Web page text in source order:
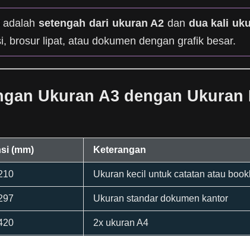
adalahsetengah dari ukuran A2 dan dua kali
brosur lipat, atau dokumen dengan grafik besar.
Ukuran A3 dengan Ukuran
(mm) Keterangan
Ukuran kecil untuk catatan atau
Ukuran standar dokumen kantor
2x ukuran A4